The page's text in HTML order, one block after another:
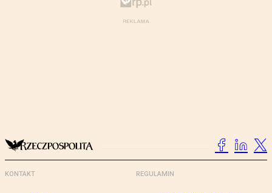
KONTAKT REGULAMIN